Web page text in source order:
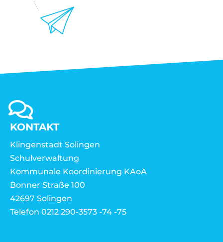
KONTAKT
Klingenstadt Solingen
Schulverwaltung
Kommunale Koordinierung KAoA
Bonner Straße 100
42697 Solingen
Telefon 0212 290-3573 -74 -75